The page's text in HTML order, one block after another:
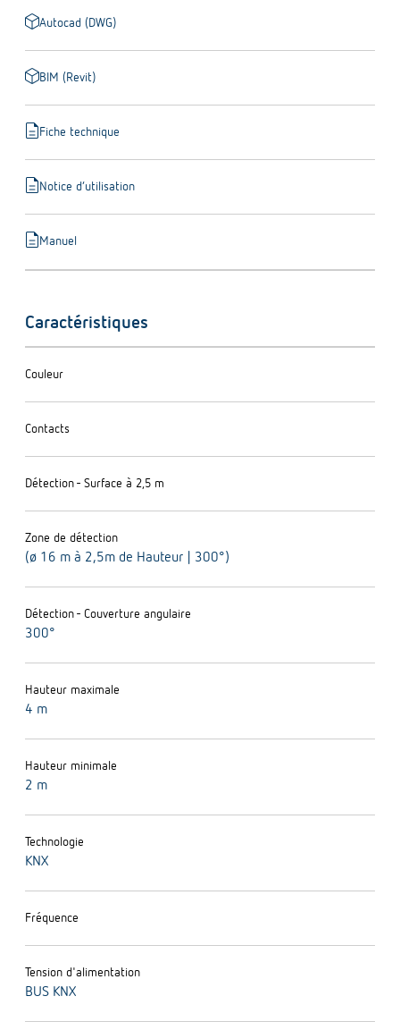
deployed_codeAutocad (DWG)
deployed_codeBIM (Revit)
descriptionFiche technique
descriptionNotice d’utilisation
descriptionManuel
Caractéristiques
Couleur
Contacts
Détection - Surface à 2,5 m
Zone de détection
(ø 16 m à 2,5m de Hauteur | 300°)
Détection - Couverture angulaire
300°
Hauteur maximale
4 m
Hauteur minimale
2 m
Technologie
KNX
Fréquence
Tension d'alimentation
BUS KNX